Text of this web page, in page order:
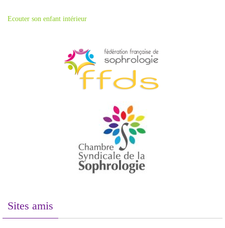
Ecouter son enfant intérieur
Sites amis